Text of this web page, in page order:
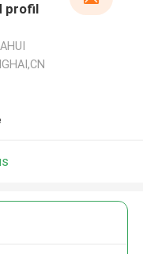
profil